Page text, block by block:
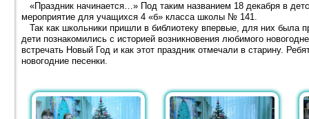
«Праздник начинается…» Под таким названием 18 декабря в
мероприятие для учащихся 4 «б» класса школы № 141.
Так как школьники пришли в библиотеку впервые, для них была
дети познакомились с историей возникновения любимого
встречать Новый Год и как этот праздник отмечали в старину.
новогодние песенки.